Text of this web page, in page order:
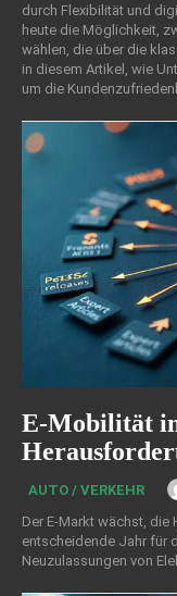
durch Flexibilität und
heute die Möglichkeit,
wählen, die über die
in diesem Artikel, wie
um die
E-Mobilität
AUTO / VERKEHR
Der E-Markt wächst, die
entscheidende Jahr für
Neuzulassungen von